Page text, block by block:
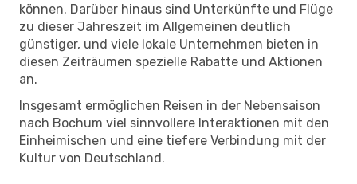
können. Darüber hinaus sind Unterkünfte und Flüge
zu dieser Jahreszeit im Allgemeinen deutlich
günstiger, und viele lokale Unternehmen bieten in
diesen Zeiträumen spezielle Rabatte und Aktionen
an.
Insgesamt ermöglichen Reisen in der Nebensaison
nach Bochum viel sinnvollere Interaktionen mit den
Einheimischen und eine tiefere Verbindung mit der
Kultur von Deutschland.